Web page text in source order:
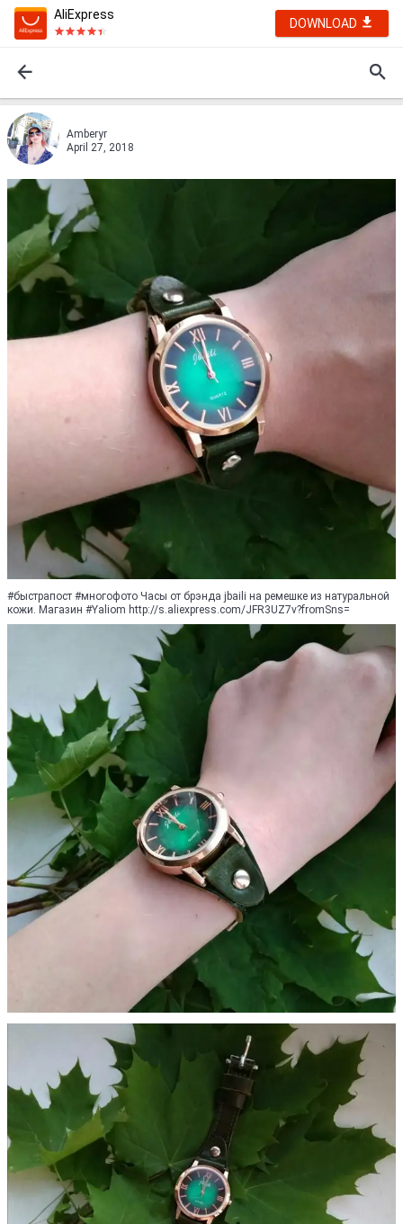
AliExpress
DOWNLOAD
Amberyr
April 27, 2018
#быстрапост #многофото Часы от брэнда jbaili на ремешке из натуральной
кожи. Магазин #Yaliom http://s.aliexpress.com/JFR3UZ7v?fromSns=